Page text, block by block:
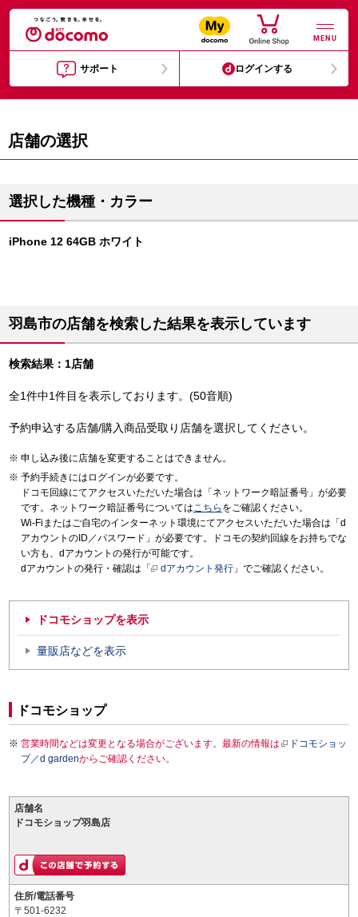
MENU
サポート ログインする
店舗の選択
選択した機種・カラー
iPhone 12 64GB ホワイト
羽島市の店舗を検索した結果を表示しています
検索結果：1店舗
全1件中1件目を表示しております。(50音順)
予約申込する店舗/購入商品受取り店舗を選択してください。
申し込み後に店舗を変更することはできません。
予約手続きにはログインが必要です。
ドコモ回線にてアクセスいただいた場合は「ネットワーク暗証番号」が必要
です。ネットワーク暗証番号についてはこちら をご確認ください。
Wi-Fiまたはご自宅のインターネット環境にてアクセスいただいた場合は「d
アカウントのID／パスワード」が必要です。ドコモの契約回線をお持ちでな
い方も、dアカウントの発行が可能です。
dアカウントの発行・確認は「
dアカウント発行 」でご確認ください。
ドコモショップを表示
量販店などを表示
ドコモショップ
営業時間などは変更となる場合がございます。最新の情報は
ドコモショッ
プ／d gardenからご確認ください。
店舗名
ドコモショップ羽島店
住所/電話番号
〒501-6232